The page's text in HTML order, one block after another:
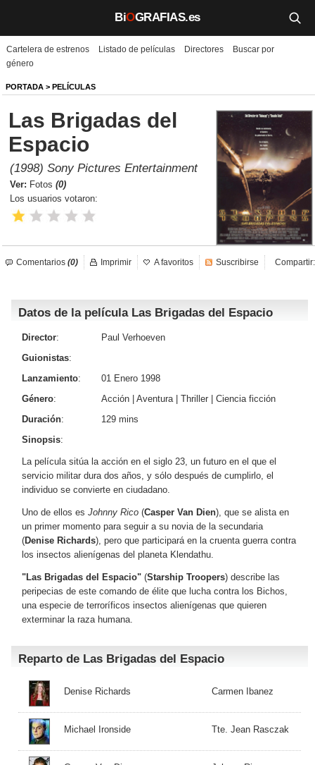
BiOGRAFIAS.es
Biografías
Películas
TV
Música
Un día como hoy
Videos
Iniciar sesión Crear cuenta
Cartelera de estrenos Listado de películas Directores
Buscar por
género
PORTADA > PELÍCULAS
Las Brigadas del
Espacio
(1998) Sony Pictures Entertainment
Ver: Fotos (0)
Los usuarios votaron:
Comentarios (0) Compartir:
Imprimir A favoritos Suscribirse
Datos de la película Las Brigadas del Espacio
Director:
Paul Verhoeven
Guionistas:
Lanzamiento:
01 Enero 1998
Género: Acción Aventura| Thriller
Ciencia ficción
Duración:
129 mins
Sinopsis:
La película sitúa la acción en el siglo 23, un futuro en el que el
servicio militar dura dos años, y sólo después de cumplirlo, el
individuo se convierte en ciudadano.
Uno de ellos es Johnny Rico (Casper Van Dien), que se alista en
un primer momento para seguir a su novia de la secundaria
(Denise Richards), pero que participará en la cruenta guerra contra
los insectos alienígenas del planeta Klendathu.
"Las Brigadas del Espacio" (Starship Troopers) describe las
peripecias de este comando de élite que lucha contra los Bichos,
una especie de terroríficos insectos alienígenas que quieren
exterminar la raza humana.
Reparto de Las Brigadas del Espacio
Denise Richards Carmen Ibanez
Michael Ironside Tte. Jean Rasczak